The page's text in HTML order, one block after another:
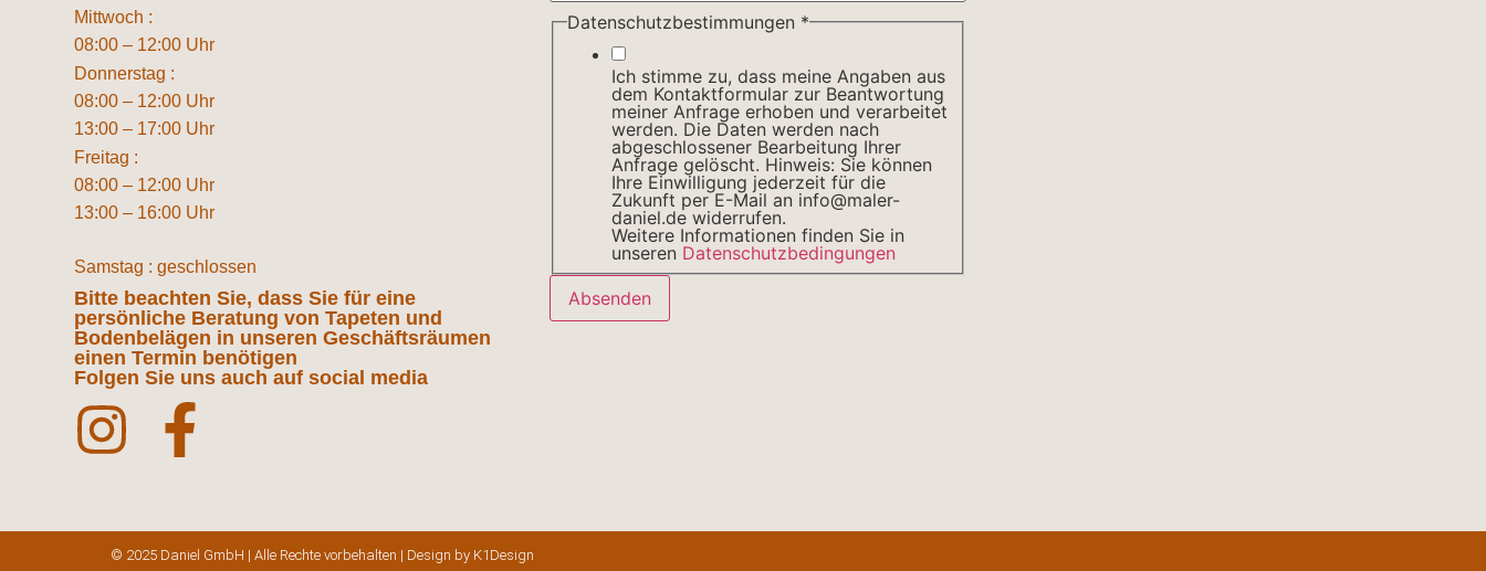
Mittwoch :
08:00 – 12:00 Uhr
Donnerstag :
08:00 – 12:00 Uhr
13:00 – 17:00 Uhr
Freitag :
08:00 – 12:00 Uhr
13:00 – 16:00 Uhr
Samstag : geschlossen
Bitte beachten Sie, dass Sie für eine
persönliche Beratung von Tapeten und
Bodenbelägen in unseren Geschäftsräumen
einen Termin benötigen
Folgen Sie uns auch auf social media
Datenschutzbestimmungen *
Ich stimme zu, dass meine Angaben aus
dem Kontaktformular zur Beantwortung
meiner Anfrage erhoben und verarbeitet
werden. Die Daten werden nach
abgeschlossener Bearbeitung Ihrer
Anfrage gelöscht. Hinweis: Sie können
Ihre Einwilligung jederzeit für die
Zukunft per E-Mail an info@maler-
daniel.de widerrufen.
Weitere Informationen finden Sie in
unseren Datenschutzbedingungen
Absenden
© 2025 Daniel GmbH | Alle Rechte vorbehalten | Design by K1Design